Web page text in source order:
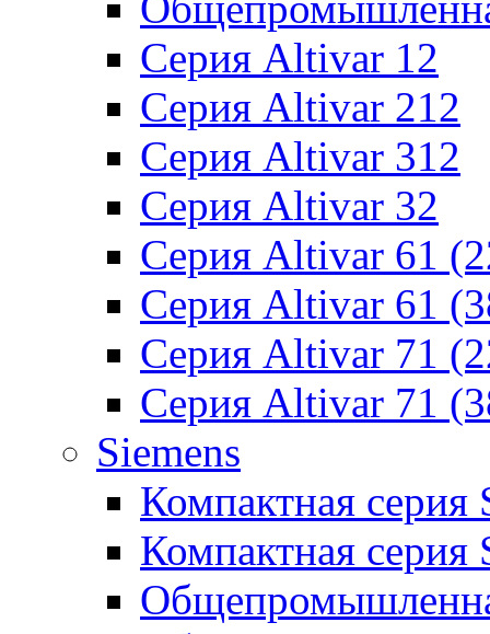
Серия Altivar 12
Серия Altivar 212
Серия Altivar 312
Серия Altivar 32
Серия Altivar 61
Серия Altivar 61
Серия Altivar 71
Серия Altivar 71
Siemens
Компактная
Компактная